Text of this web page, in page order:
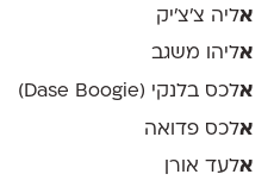
אליה צ׳צ׳יק
אליהו משגב
אלכס בלנקי (Dase Boogie)
אלכס פדואה
אלעד אורן